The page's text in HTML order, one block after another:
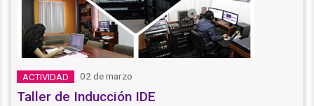
ACTIVIDAD 02 de marzo
Taller de Inducción IDE